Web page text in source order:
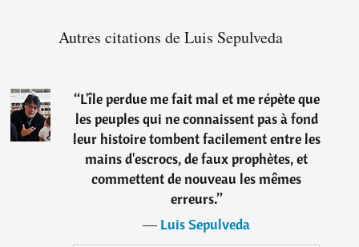
Autres citations de Luis Sepulveda
“L'île perdue me fait mal et me répète que
les peuples qui ne connaissent pas à fond
leur histoire tombent facilement entre les
mains d'escrocs, de faux prophètes, et
commettent de nouveau les mêmes
erreurs.”
―Luis Sepulveda